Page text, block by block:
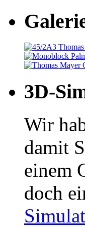
3D-
Wir
damit
einem
doch